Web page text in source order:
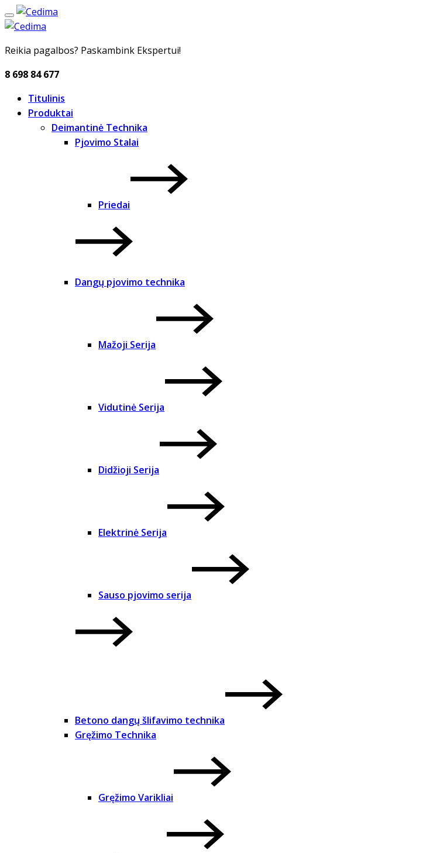
Reikia pagalbos? Paskambink Ekspertui!
8 698 84 677
Titulinis
Produktai
Deimantinė Technika
Pjovimo Stalai
Priedai
Dangų pjovimo technika
Mažoji Serija
Vidutinė Serija
Didžioji Serija
Elektrinė Serija
Sauso pjovimo serija
Betono dangų šlifavimo technika
Gręžimo Technika
Gręžimo Varikliai